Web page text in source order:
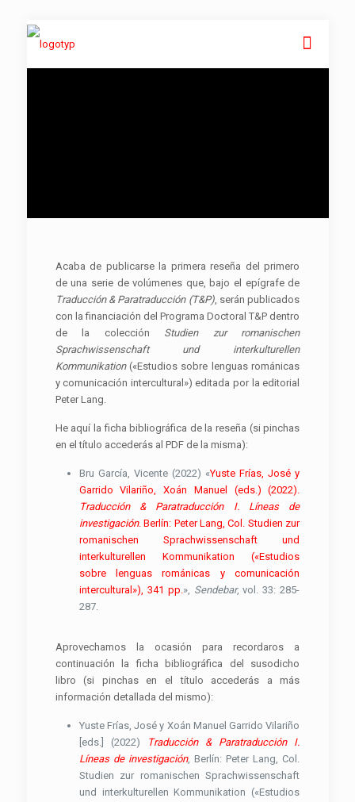
Acaba de publicarse la primera reseña del primero
de una serie de volúmenes que, bajo el epígrafe de
Traducción & Paratraducción (T&P), serán publicados
con la financiación del Programa Doctoral T&P dentro
de la colección Studien zur romanischen
Sprachwissenschaft und interkulturellen
Kommunikation(«Estudios sobre lenguas románicas
y comunicación intercultural») editada por la editorial
Peter Lang.
He aquí la ficha bibliográfica de la reseña (si pinchas
en el título accederás al PDF de la misma):
Bru García, Vicente (2022) «Yuste Frías, José y
Garrido Vilariño, Xoán Manuel (eds.) (2022).
Traducción & Paratraducción I. Líneas de
investigación. Berlín: Peter Lang, Col. Studien zur
romanischen Sprachwissenschaft und
interkulturellen Kommunikation («Estudios
sobre lenguas románicas y comunicación
intercultural»), 341 pp.», Sendebar, vol. 33: 285-
287.
Aprovechamos la ocasión para recordaros a
continuación la ficha bibliográfica del susodicho
libro (si pinchas en el título accederás a más
información detallada del mismo):
Yuste Frías, José y Xoán Manuel Garrido Vilariño
[eds.] (2022)
Traducción & Paratraducción I.
Líneas de investigación, Berlín: Peter Lang, Col.
Studien zur romanischen Sprachwissenschaft
und interkulturellen Kommunikation («Estudios